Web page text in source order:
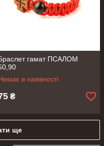
гамат ПСАЛОМ
в наявності
₴
ще